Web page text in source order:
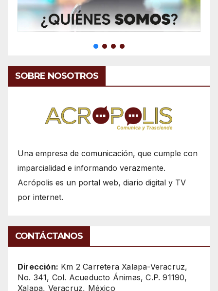
SOBRE NOSOTROS
Una empresa de comunicación, que cumple con
imparcialidad e informando verazmente.
Acrópolis es un portal web, diario digital y TV
por internet.
CONTÁCTANOS
Dirección: Km 2 Carretera Xalapa-Veracruz,
No. 341, Col. Acueducto Ánimas, C.P. 91190,
Xalapa, Veracruz, México